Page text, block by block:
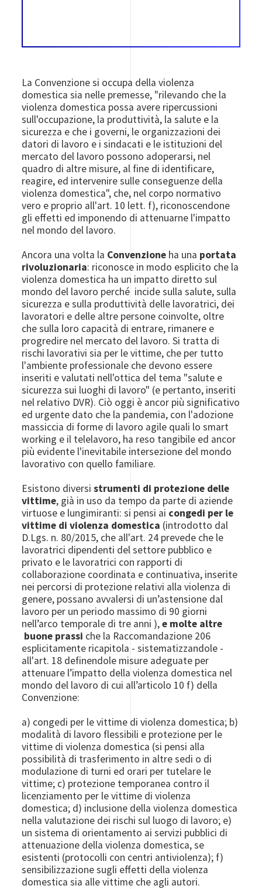
La Convenzione si occupa della violenza
domestica sia nelle premesse, "rilevando che la
violenza domestica possa avere ripercussioni
sull'occupazione, la produttività, la salute e la
sicurezza e che i governi, le organizzazioni dei
datori di lavoro e i sindacati e le istituzioni del
mercato del lavoro possono adoperarsi, nel
quadro di altre misure, al fine di identificare,
reagire, ed intervenire sulle conseguenze della
violenza domestica", che, nel corpo normativo
vero e proprio all'art. 10 lett. f), riconoscendone
gli effetti ed imponendo di attenuarne l'impatto
nel mondo del lavoro.
Ancora una volta la Convenzione ha una portata
rivoluzionaria: riconosce in modo esplicito che la
violenza domestica ha un impatto diretto sul
mondo del lavoro perché incide sulla salute, sulla
sicurezza e sulla produttività delle lavoratrici, dei
lavoratori e delle altre persone coinvolte, oltre
che sulla loro capacità di entrare, rimanere e
progredire nel mercato del lavoro. Si tratta di
rischi lavorativi sia per le vittime, che per tutto
l'ambiente professionale che devono essere
inseriti e valutati nell'ottica del tema "salute e
sicurezza sui luoghi di lavoro" (e pertanto, inseriti
nel relativo DVR). Ciò oggi è ancor più significativo
ed urgente dato che la pandemia, con l'adozione
massiccia di forme di lavoro agile quali lo smart
working e il telelavoro, ha reso tangibile ed ancor
più evidente l'inevitabile intersezione del mondo
lavorativo con quello familiare.
Esistono diversistrumenti di protezione delle
vittime, già in uso da tempo da parte di aziende
virtuose e lungimiranti: si pensi ai congedi per le
vittime di violenza domestica (introdotto dal
D.Lgs. n. 80/2015, che all'art. 24 prevede che le
lavoratrici dipendenti del settore pubblico e
privato e le lavoratrici con rapporti di
collaborazione coordinata e continuativa, inserite
nei percorsi di protezione relativi alla violenza di
genere, possano avvalersi di un’astensione dal
lavoro per un periodo massimo di 90 giorni
nell’arco temporale di tre anni ),e molte altre
buone prassi che la Raccomandazione 206
esplicitamente ricapitola - sistematizzandole -
all'art. 18 definendole misure adeguate per
attenuare l’impatto della violenza domestica nel
mondo del lavoro di cui all’articolo 10 f) della
Convenzione:
a) congedi per le vittime di violenza domestica; b)
modalità di lavoro flessibili e protezione per le
vittime di violenza domestica (si pensi alla
possibilità di trasferimento in altre sedi o di
modulazione di turni ed orari per tutelare le
vittime; c) protezione temporanea contro il
licenziamento per le vittime di violenza
domestica; d) inclusione della violenza domestica
nella valutazione dei rischi sul luogo di lavoro; e)
un sistema di orientamento ai servizi pubblici di
attenuazione della violenza domestica, se
esistenti (protocolli con centri antiviolenza); f)
sensibilizzazione sugli effetti della violenza
domestica sia alle vittime che agli autori.